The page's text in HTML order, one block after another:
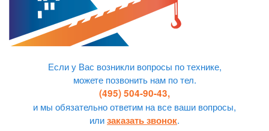
Если у Вас возникли вопросы по технике,
можете позвонить нам по тел.
(495) 504-90-43,
и мы обязательно ответим на все ваши вопросы,
илизаказать звонок.